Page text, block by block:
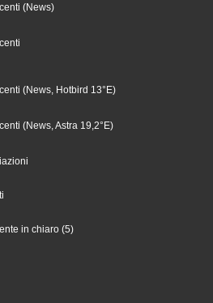
(News)
(News, Hotbird 13°E)
(News, Astra 19,2°E)
in chiaro (5)